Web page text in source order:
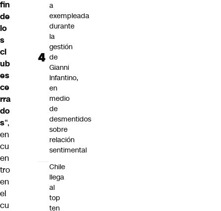
fin
de
lo
s
cl
ub
es
ce
rra
do
s“,
en
cu
en
tro
en
el
cu
a
exempleada
durante
la
gestión
de
Gianni
Infantino,
en
medio
de
desmentidos
sobre
relación
sentimental
Chile
llega
al
top
ten